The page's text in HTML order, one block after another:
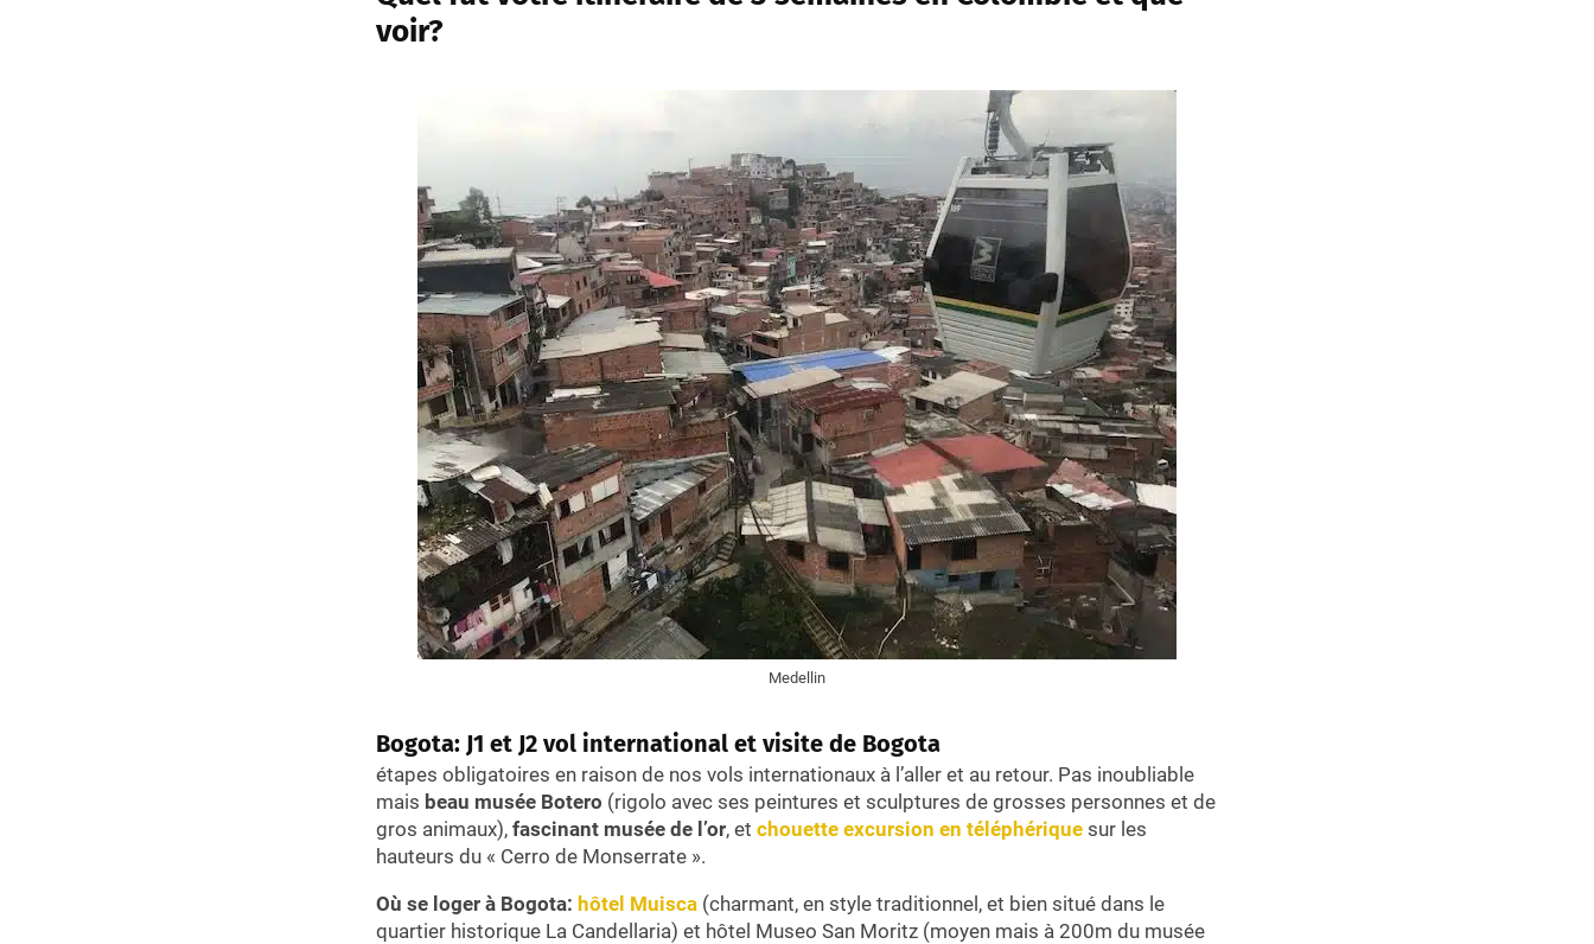
voir?
Medellin
Bogota: J1 et J2 vol international et visite de Bogota
étapes obligatoires en raison de nos vols internationaux à l’aller et au retour. Pas inoubliable
mais beau musée Botero (rigolo avec ses peintures et sculptures de grosses personnes et de
gros animaux), fascinant musée de l’or, et chouette excursion en téléphérique sur les
hauteurs du « Cerro de Monserrate ».
Où se loger à Bogota: hôtel Muisca (charmant, en style traditionnel, et bien situé dans le
quartier historique La Candellaria) et hôtel Museo San Moritz (moyen mais à 200m du musée